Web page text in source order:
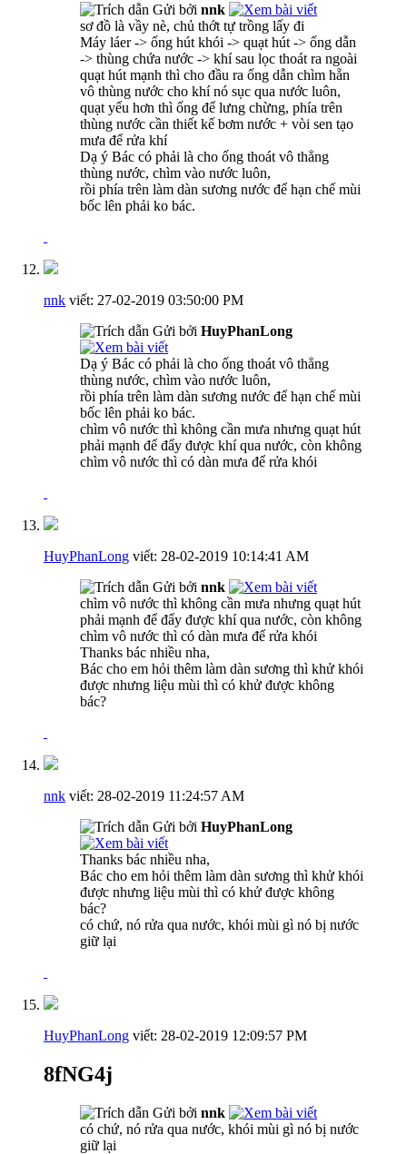
Gửi bởi nnk
sơ đồ là vầy nè, chủ thớt tự trồng lấy đi
Máy láer -> ống hút khói -> quạt hút -> ống dẫn
-> thùng chứa nước -> khí sau lọc thoát ra ngoài
quạt hút mạnh thì cho đầu ra ống dẫn chìm hẵn
vô thùng nước cho khí nó sục qua nước luôn,
quạt yếu hơn thì ống để lưng chừng, phía trên
thùng nước cần thiết kế bơm nước + vòi sen tạo
mưa để rửa khí
Dạ ý Bác có phải là cho ống thoát vô thẳng
thùng nước, chìm vào nước luôn,
rồi phía trên làm dàn sương nước để hạn chế mùi
bốc lên phải ko bác.
nnk viết: 27-02-2019 03:50:00 PM
Gửi bởi HuyPhanLong
Dạ ý Bác có phải là cho ống thoát vô thẳng
thùng nước, chìm vào nước luôn,
rồi phía trên làm dàn sương nước để hạn chế mùi
bốc lên phải ko bác.
chìm vô nước thì không cần mưa nhưng quạt hút
phải mạnh để đẩy được khí qua nước, còn không
chìm vô nước thì có dàn mưa để rửa khói
HuyPhanLong viết: 28-02-2019 10:14:41 AM
Gửi bởi nnk
chìm vô nước thì không cần mưa nhưng quạt hút
phải mạnh để đẩy được khí qua nước, còn không
chìm vô nước thì có dàn mưa để rửa khói
Thanks bác nhiều nha,
Bác cho em hỏi thêm làm dàn sương thì khử khói
được nhưng liệu mùi thì có khử được không
bác?
nnk viết: 28-02-2019 11:24:57 AM
Gửi bởi HuyPhanLong
Thanks bác nhiều nha,
Bác cho em hỏi thêm làm dàn sương thì khử khói
được nhưng liệu mùi thì có khử được không
bác?
có chứ, nó rửa qua nước, khói mùi gì nó bị nước
giữ lại
HuyPhanLong viết: 28-02-2019 12:09:57 PM
8fNG4j
Gửi bởi nnk
có chứ, nó rửa qua nước, khói mùi gì nó bị nước
giữ lại